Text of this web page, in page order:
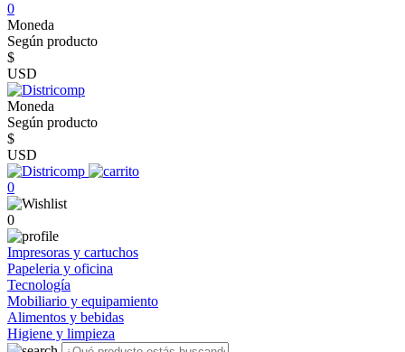
0
Moneda
Según producto
$
USD
Moneda
Según producto
$
USD
0
0
Impresoras y cartuchos
Papeleria y oficina
Tecnología
Mobiliario y equipamiento
Alimentos y bebidas
Higiene y limpieza